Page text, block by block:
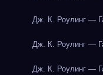
Дж. К. Роулинг —
Дж. К. Роулинг —
Дж. К. Роулинг —